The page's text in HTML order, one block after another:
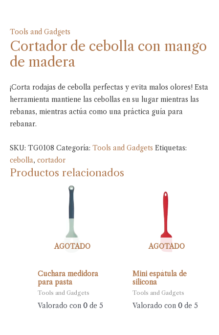
Tools and Gadgets
Cortador de cebolla con mango
de madera
¡Corta rodajas de cebolla perfectas y evita malos olores! Esta
herramienta mantiene las cebollas en su lugar mientras las
rebanas, mientras actúa como una práctica guía para
rebanar.
SKU: TG0108 Categoría: Tools and Gadgets Etiquetas:
cebolla, cortador
Productos relacionados
AGOTADO
Cuchara medidora
para pasta
Tools and Gadgets
Valorado con0 de 5
AGOTADO
Mini espátula de
silicona
Tools and Gadgets
Valorado con 0de 5